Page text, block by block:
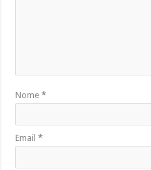
Nome*
Email*